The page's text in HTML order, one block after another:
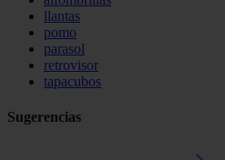
llantas
pomo
parasol
retrovisor
tapacubos
Sugerencias